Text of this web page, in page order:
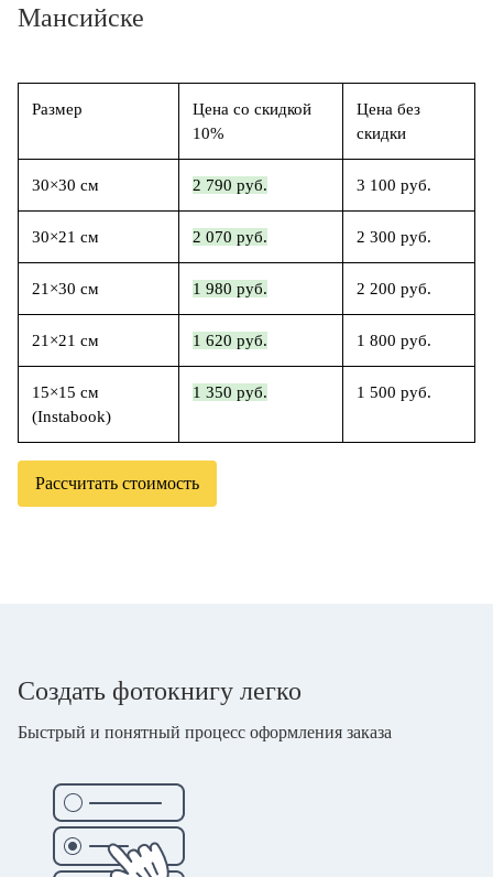
Мансийске
Размер
Цена со скидкой
10%
Цена без
скидки
30×30 см 2 790 руб. 3 100 руб.
30×21 см 2 070 руб. 2 300 руб.
21×30 см 1 980 руб. 2 200 руб.
21×21 см 1 620 руб. 1 800 руб.
15×15 см
(Instabook)
1 350 руб. 1 500 руб.
Рассчитать стоимость
Создать фотокнигу легко
Быстрый и понятный процесс оформления заказа